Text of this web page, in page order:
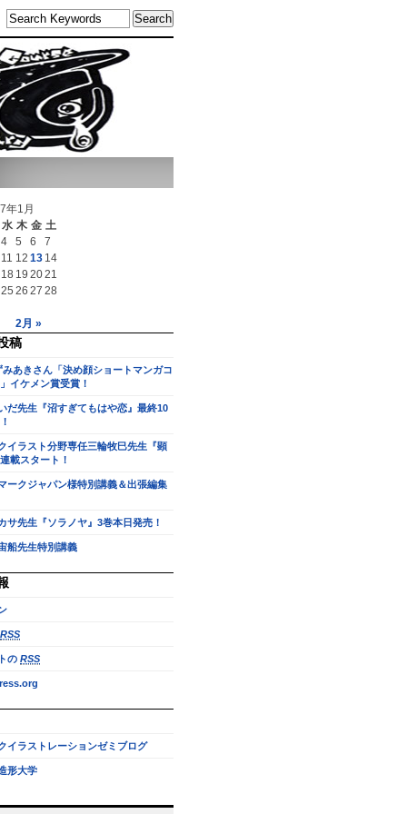
年1月
水 木 金 土
2月 »
4 5 6
7
11 12 13 14
18 19 2021
25 26 27 28
稿
みあきさん「決め顔ショートマンガコ
イケメン賞受賞！
だ先生『沼すぎてもはや恋』最終10
イラスト分野専任三輪牧巳先生『顕
載スタート！
ークジャパン様特別講義＆出張編集
サ先生『ソラノヤ』3巻本日発売！
船先生特別講義
RSS
の RSS
イラストレーションゼミブログ
形大学